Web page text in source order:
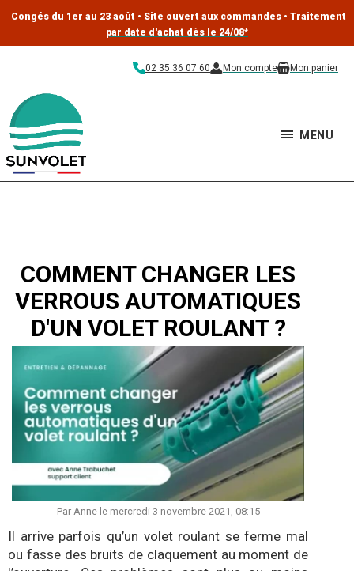
Congés du 1er au 23 août • Site ouvert aux commandes • Traitement
par date d'achat dès le 24/08*
02 35 36 07 60 Mon compte Mon panier
MENU
COMMENT CHANGER LES
VERROUS AUTOMATIQUES
D'UN VOLET ROULANT ?
Par Anne le mercredi 3 novembre 2021, 08:15
Il arrive parfois qu’un volet roulant se ferme mal
ou fasse des bruits de claquement au moment de